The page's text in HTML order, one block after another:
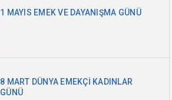
1 MAYIS EMEK VE DAYANIŞMA GÜNÜ
8 MART DÜNYA EMEKÇİ KADINLAR
GÜNÜ